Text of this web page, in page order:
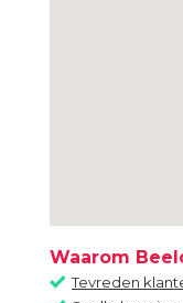
Waarom
Tevreden